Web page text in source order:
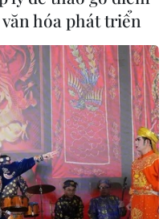
chỉ trích Mỹ
nhấn mạnh không
thức của Mỹ khi
thống Evo Morales là
Bolivia.
hóa phát triển